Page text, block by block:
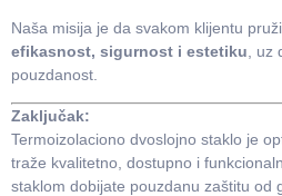
Naša misija je da svakom klijentu
efikasnost, sigurnost i estetiku ,
pouzdanost.
Zaključak:
Termoizolaciono dvoslojno staklo je
traže kvalitetno, dostupno i
staklom dobijate pouzdanu zaštitu od